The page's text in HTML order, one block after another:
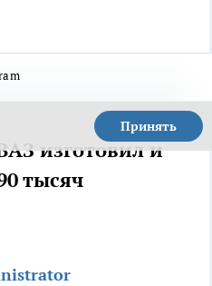
Принять
изготовил и
тысяч